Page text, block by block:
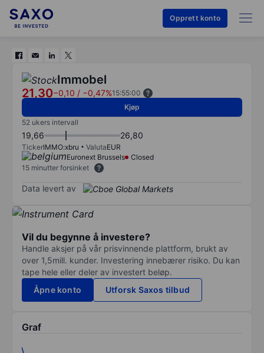
Opprett konto
Immobel
21,30−0,10 / −0,47%15:55:00
Kjøp
52 ukers intervall
19,66 26,80
TickerIMMO:xbru ValutaEUR
Euronext Brussels
Closed
15 minutter forsinket
Data levert av
Vil du begynne å investere?
Handle aksjer på vår prisvinnende plattform, brukt av
over 1,5mill. kunder. Investering innebærer risiko. Du kan
tape hele eller deler av investert beløp.
Åpne konto
Utforsk Saxos tilbud
Graf